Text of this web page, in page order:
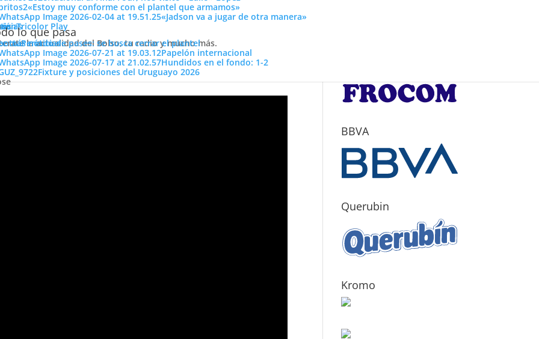
«Estoy muy conforme con el plantel que armamos»
«Jadson va a jugar de otra manera»
Play
lo que pasa
la actualidad del Bolso, tu radio y mucho más.
más noticias
Período de pases: se busca cerrar el plantel
Papelón internacional
Hundidos en el fondo: 1-2
Fixture y posiciones del Uruguayo 2026
lunes por la noche en el Gran Parque Central, en el primer
por penales.
BBVA
Querubin
Kromo